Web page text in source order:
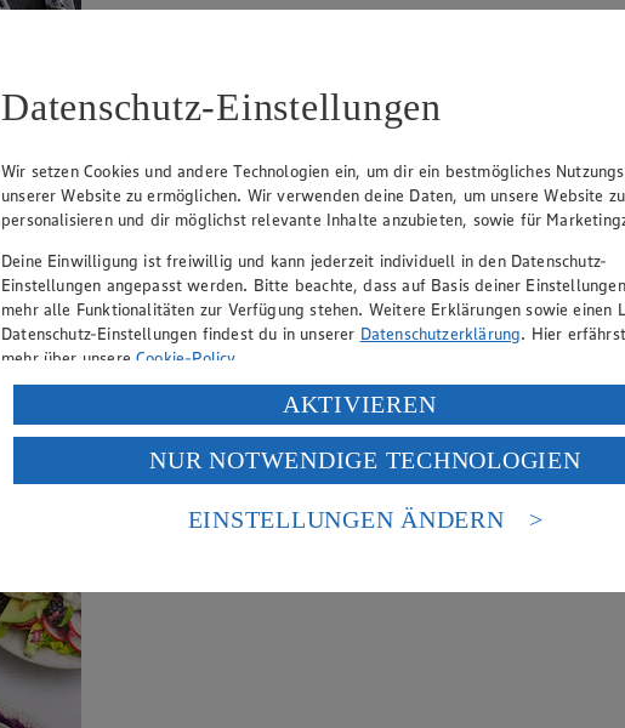
Datenschutz-Einstellungen
Wir setzen Cookies und andere Technologien ein, um dir ein bestmögliches
unserer Website zu ermöglichen. Wir verwenden deine Daten, um unsere Website zu
personalisieren und dir möglichst relevante Inhalte anzubieten, sowie für
Deine Einwilligung ist freiwillig und kann jederzeit individuell in den Datenschutz-
Einstellungen angepasst werden. Bitte beachte, dass auf Basis deiner
mehr alle Funktionalitäten zur Verfügung stehen. Weitere Erklärungen sowie einen
Datenschutz-Einstellungen findest du in unserer Datenschutzerklärung. Hier
mehr über unsereCookie-Policy.
Verarbeitung deiner personenbezogenen Daten in den USA durch Facebook und
Wenn du auf „Aktivieren“ klickst, willigst du im Sinne des Art. 49 Abs. 1 Satz 1 lit.
ein, dass deine Daten in den USA verarbeitet werden. Der EuGH sieht die USA als
einem nach europäischen Standards nicht angemessenen Datenschutzniveau an. Es
Risiko eines Zugriffs durch US-amerikanische Behörden.
AKTIVIEREN
NUR NOTWENDIGE TECHNOLOGIEN
EINSTELLUNGEN ÄNDERN